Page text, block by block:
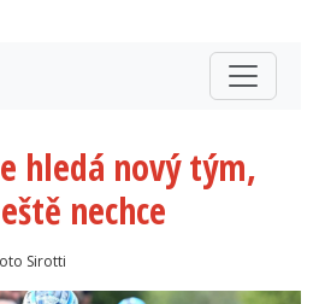
hledá nový tým,
nechce
Sirotti